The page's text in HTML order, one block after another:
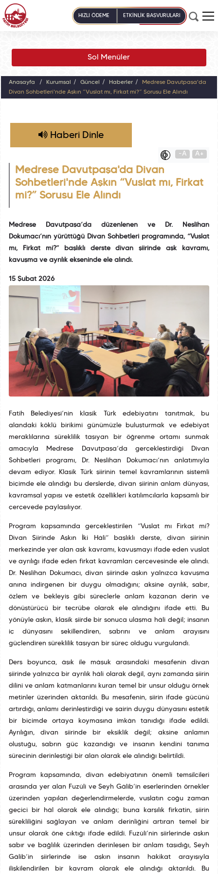
HIZLI ÖDEME ETKİNLİK BAŞVURULARI
Sol Menüler
Anasayfa Kurumsal Güncel Haberler
Medrese Davutpaşa'da
Divan Sohbetleri'nde Aşkın “Vuslat mı, Firkat mi?” Sorusu Ele Alındı
Haberi Dinle
-A A+
Medrese Davutpaşa'da Divan
Sohbetleri'nde Aşkın “Vuslat mı, Firkat
mi?” Sorusu Ele Alındı
Medrese Davutpaşa’da düzenlenen ve Dr. Neslihan
Dokumacı’nın yürüttüğü Divan Sohbetleri programında, “Vuslat
mı, Firkat mi?” başlıklı derste divan şiirinde aşk kavramı,
kavuşma ve ayrılık ekseninde ele alındı.
15 Şubat 2026
Fatih Belediyesi’nin klasik Türk edebiyatını tanıtmak, bu
alandaki köklü birikimi günümüzle buluşturmak ve edebiyat
meraklılarına süreklilik taşıyan bir öğrenme ortamı sunmak
amacıyla Medrese Davutpaşa’da gerçekleştirdiği Divan
Sohbetleri programı, Dr. Neslihan Dokumacı’nın anlatımıyla
devam ediyor. Klasik Türk şiirinin temel kavramlarının sistemli
biçimde ele alındığı bu derslerde, divan şiirinin anlam dünyası,
kavramsal yapısı ve estetik özellikleri katılımcılarla kapsamlı bir
çerçevede paylaşılıyor.
Program kapsamında gerçekleştirilen “Vuslat mı Firkat mi?
Divan Şiirinde Aşkın İki Hâli” başlıklı derste, divan şiirinin
merkezinde yer alan aşk kavramı, kavuşmayı ifade eden vuslat
ve ayrılığı ifade eden firkat kavramları çerçevesinde ele alındı.
Dr. Neslihan Dokumacı, divan şiirinde aşkın yalnızca kavuşma
anına indirgenen bir duygu olmadığını; aksine ayrılık, sabır,
özlem ve bekleyiş gibi süreçlerle anlam kazanan derin ve
dönüştürücü bir tecrübe olarak ele alındığını ifade etti. Bu
yönüyle aşkın, klasik şiirde bir sonuca ulaşma hâli değil; insanın
iç dünyasını şekillendiren, sabrını ve anlam arayışını
güçlendiren süreklilik taşıyan bir süreç olduğu vurgulandı.
Ders boyunca, âşık ile mâşuk arasındaki mesafenin divan
şiirinde yalnızca bir ayrılık hâli olarak değil, aynı zamanda şiirin
dilini ve anlam katmanlarını kuran temel bir unsur olduğu örnek
metinler üzerinden aktarıldı. Bu mesafenin, şiirin ifade gücünü
artırdığı, anlamı derinleştirdiği ve şairin duygu dünyasını estetik
bir biçimde ortaya koymasına imkân tanıdığı ifade edildi.
Ayrılığın, divan şiirinde bir eksiklik değil; aksine anlamın
oluştuğu, sabrın güç kazandığı ve insanın kendini tanıma
sürecinin derinleştiği bir alan olarak ele alındığı belirtildi.
Program kapsamında, divan edebiyatının önemli temsilcileri
arasında yer alan Fuzûlî ve Şeyh Gâlib’in eserlerinden örnekler
üzerinden yapılan değerlendirmelerde, vuslatın çoğu zaman
geçici bir hâl olarak ele alındığı; buna karşılık firkatin, şiirin
sürekliliğini sağlayan ve anlam derinliğini artıran temel bir
unsur olarak öne çıktığı ifade edildi. Fuzûlî’nin şiirlerinde aşkın
sabır ve bağlılık üzerinden derinleşen bir anlam taşıdığı, Şeyh
Gâlib’in şiirlerinde ise aşkın insanın hakikat arayışıyla
ilişkilendirilen bir kavram olarak ele alındığı aktarıldı. Bu